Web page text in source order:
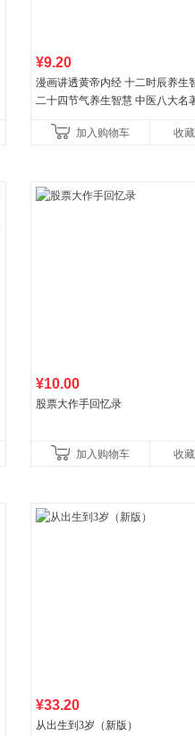
¥9.20
漫画讲透黄帝内经 十二时辰养生
二十四节气养生智慧 中医八大名
加入购物车
收藏
¥10.00
股票大作手回忆录
加入购物车 收藏
¥33.20
从出生到3岁（新版）